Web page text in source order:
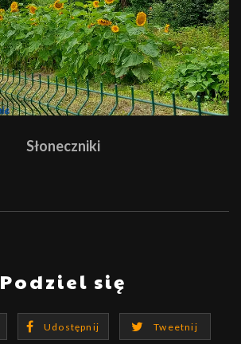
Słoneczniki
Podziel się
Udostępnij Tweetnij